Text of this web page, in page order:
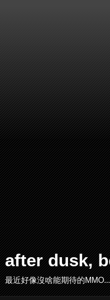
after dusk,
最近好像沒啥能期待的